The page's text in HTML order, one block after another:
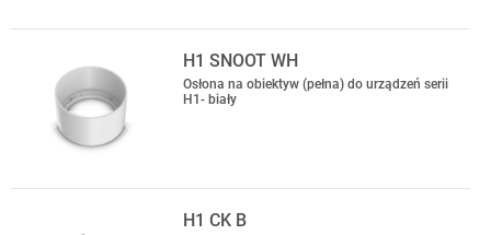
H1 SNOOT WH
Osłona na obiektyw (pełna) do urządzeń serii
H1- biały
H1 CK B